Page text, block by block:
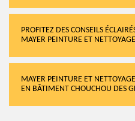
PROFITEZ DES CONSEILS
MAYER PEINTURE ET
MAYER PEINTURE ET
EN BÂTIMENT CHOUCHOU DES